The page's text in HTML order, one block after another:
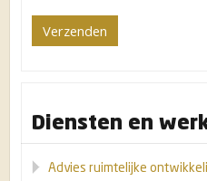
Diensten en
Advies ruimtelijke